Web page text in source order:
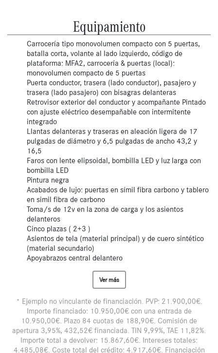
Equipamiento
Carrocería tipo monovolumen compacto con 5 puertas,
batalla corta, volante al lado izquierdo, código de
plataforma: MFA2, carrocería & puertas (local):
monovolumen compacto de 5 puertas
Puerta conductor, trasera (lado conductor), pasajero y
trasera (lado pasajero) con bisagras delanteras
Retrovisor exterior del conductor y acompañante Pintado
con ajuste eléctrico desempañable con intermitente
integrado
Llantas delanteras y traseras en aleación ligera de 17
pulgadas de diámetro y 6,5 pulgadas de ancho 43,2 y
16,5
Faros con lente elipsoidal, bombilla LED y luz larga con
bombilla LED
Pintura negra
Acabados de lujo: puertas en símil fibra carbono y tablero
en simil fibra de carbono
Toma/s de 12v en la zona de carga y los asientos
delanteros
Cinco plazas ( 2+3 )
Asientos de tela (material principal) y de cuero sintético
(material secundario)
Apoyabrazos central delantero
Ver más
* Ejemplo no vinculante de financiación. PVP: 21.900,00€.
Importe financiado: 10.950,00€ con una entrada de
10.950,00€. Plazo 84 cuotas de 188,90€. Comisión de
apertura 3,95%, 432,52€ financiada. TIN 9,99%, TAE 11,82%.
Importe total a devolver: 15.867,60€. Intereses totales:
4.485,08€. Coste total del crédito: 4.917,60€. Financiación